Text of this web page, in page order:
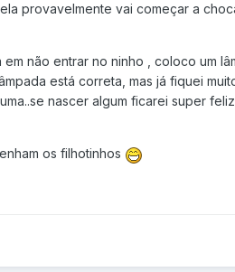
provavelmente vai começar a
não entrar no ninho , coloco um
está correta, mas já fiquei
nascer algum ficarei super
os filhotinhos